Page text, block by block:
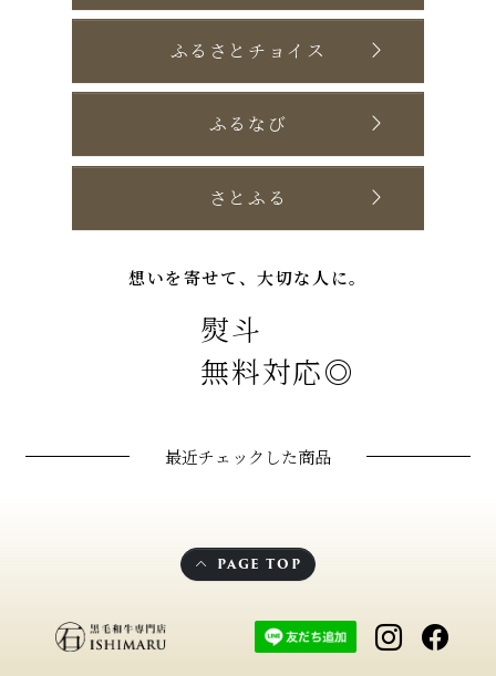
ふるさとチョイス
ふるなび
さとふる
想いを寄せて、大切な人に。
熨斗
無料対応◎
最近チェックした商品
PAGE TOP